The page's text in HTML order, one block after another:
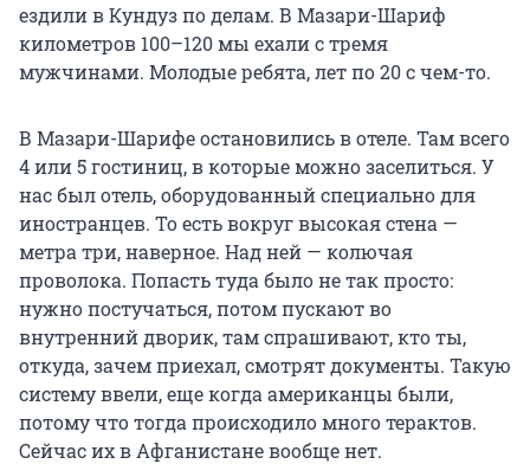
ездили в Кундуз по делам. В Мазари-Шариф
километров 100–120 мы ехали с тремя
мужчинами. Молодые ребята, лет по 20 с чем-то.
В Мазари-Шарифе остановились в отеле. Там всего
4 или 5 гостиниц, в которые можно заселиться. У
нас был отель, оборудованный специально для
иностранцев. То есть вокруг высокая стена —
метра три, наверное. Над ней — колючая
проволока. Попасть туда было не так просто:
нужно постучаться, потом пускают во
внутренний дворик, там спрашивают, кто ты,
откуда, зачем приехал, смотрят документы. Такую
систему ввели, еще когда американцы были,
потому что тогда происходило много терактов.
Сейчас их в Афганистане вообще нет.